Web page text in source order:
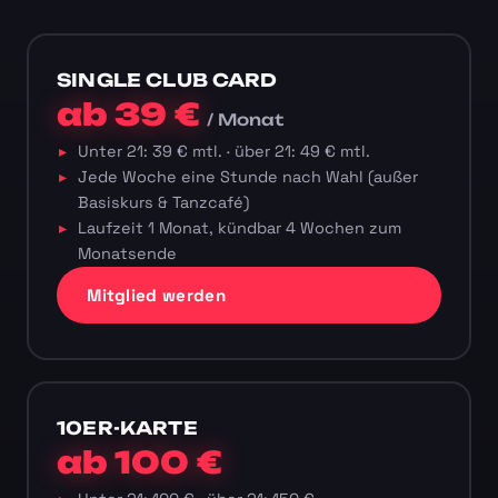
SINGLE CLUB CARD
ab 39 €/ Monat
Unter 21: 39 € mtl. · über 21: 49 € mtl.
Jede Woche eine Stunde nach Wahl (außer
Basiskurs & Tanzcafé)
Laufzeit 1 Monat, kündbar 4 Wochen zum
Monatsende
Mitglied werden
10ER-KARTE
ab 100 €